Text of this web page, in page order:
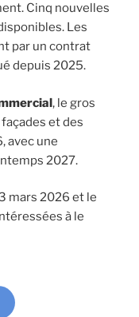
Cinq nouvelles
Les
par un contrat
depuis 2025.
, le gros
et des
avec une
2027.
mars 2026 et le
à le